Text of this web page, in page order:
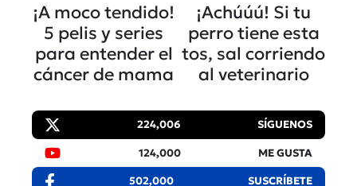
¡A moco tendido!
5 pelis y series
para entender el
cáncer de mama
¡Achúúú! Si tu
perro tiene esta
tos, sal corriendo
al veterinario
224,006 SÍGUENOS
124,000 ME GUSTA
502,000 SUSCRÍBETE